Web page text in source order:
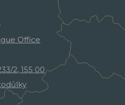
Office
2, 155 00